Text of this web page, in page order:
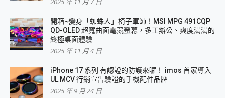
開箱~變身「蜘蛛人」椅子軍師！MSI MPG 491CQP
QD-OLED 超寬曲面電競螢幕，多工辦公、爽度滿滿的
終極桌面體驗
2025 年 11 月 4 日
iPhone 17 系列 有認證的防護來囉！ imos 首家導入
UL MCV 行銷宣告驗證的手機配件品牌
2025 年 9 月 24 日